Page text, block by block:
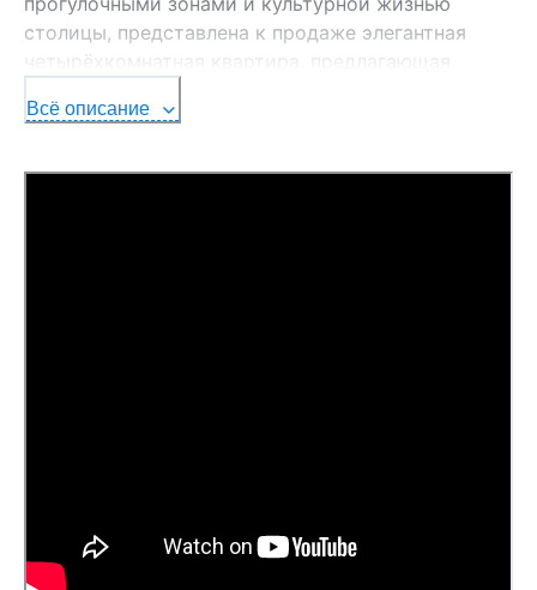
столицы, представлена к продаже элегантная
четырёхкомнатная квартира, предлагающая
локации.
Квартира расположена на 5 этаже современного
шкафы в лоджиях, тамбуре и дополнительные
зоны — обеспечивают порядок . В том числе
Всё описание